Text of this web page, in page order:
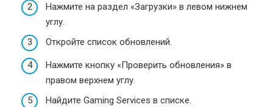
Нажмите на раздел «Загрузки» в левом нижнем
углу.
Откройте список обновлений.
Нажмите кнопку «Проверить обновления» в
правом верхнем углу.
Найдите Gaming Services в списке.